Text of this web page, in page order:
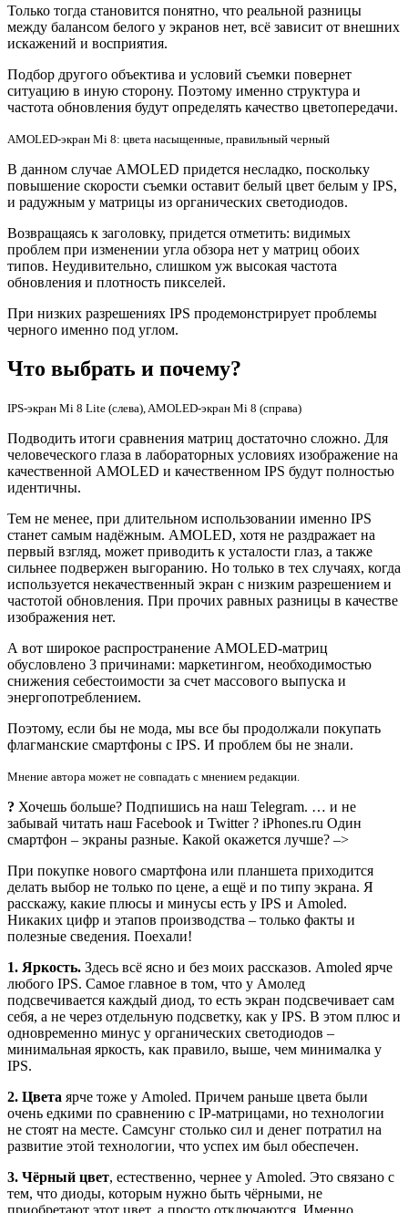
Только тогда становится понятно, что реальной разницы
между балансом белого у экранов нет, всё зависит от внешних
искажений и восприятия.
Подбор другого объектива и условий съемки повернет
ситуацию в иную сторону. Поэтому именно структура и
частота обновления будут определять качество цветопередачи.
AMOLED-экран Mi 8: цвета насыщенные, правильный черный
В данном случае AMOLED придется несладко, поскольку
повышение скорости съемки оставит белый цвет белым у IPS,
и радужным у матрицы из органических светодиодов.
Возвращаясь к заголовку, придется отметить: видимых
проблем при изменении угла обзора нет у матриц обоих
типов. Неудивительно, слишком уж высокая частота
обновления и плотность пикселей.
При низких разрешениях IPS продемонстрирует проблемы
черного именно под углом.
Что выбрать и почему?
IPS-экран Mi 8 Lite (слева), AMOLED-экран Mi 8 (справа)
Подводить итоги сравнения матриц достаточно сложно. Для
человеческого глаза в лабораторных условиях изображение на
качественной AMOLED и качественном IPS будут полностью
идентичны.
Тем не менее, при длительном использовании именно IPS
станет самым надёжным. AMOLED, хотя не раздражает на
первый взгляд, может приводить к усталости глаз, а также
сильнее подвержен выгоранию. Но только в тех случаях, когда
используется некачественный экран с низким разрешением и
частотой обновления. При прочих равных разницы в качестве
изображения нет.
А вот широкое распространение AMOLED-матриц
обусловлено 3 причинами: маркетингом, необходимостью
снижения себестоимости за счет массового выпуска и
энергопотреблением.
Поэтому, если бы не мода, мы все бы продолжали покупать
флагманские смартфоны с IPS. И проблем бы не знали.
Мнение автора может не совпадать с мнением редакции.
? Хочешь больше? Подпишись на наш Telegram. … и не
забывай читать наш Facebook и Twitter ? iPhones.ru Один
смартфон – экраны разные. Какой окажется лучше? –>
При покупке нового смартфона или планшета приходится
делать выбор не только по цене, а ещё и по типу экрана. Я
расскажу, какие плюсы и минусы есть у IPS и Amoled.
Никаких цифр и этапов производства – только факты и
полезные сведения. Поехали!
1. Яркость. Здесь всё ясно и без моих рассказов. Amoled ярче
любого IPS. Самое главное в том, что у Амолед
подсвечивается каждый диод, то есть экран подсвечивает сам
себя, а не через отдельную подсветку, как у IPS. В этом плюс и
одновременно минус у органических светодиодов –
минимальная яркость, как правило, выше, чем минималка у
IPS.
2. Цвета ярче тоже у Amoled. Причем раньше цвета были
очень едкими по сравнению с IP-матрицами, но технологии
не стоят на месте. Самсунг столько сил и денег потратил на
развитие этой технологии, что успех им был обеспечен.
3. Чёрный цвет, естественно, чернее у Amoled. Это связано с
тем, что диоды, которым нужно быть чёрными, не